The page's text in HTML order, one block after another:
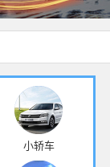
小轿车